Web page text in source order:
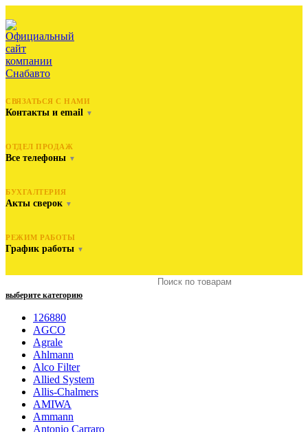
СВЯЗАТЬСЯ С НАМИ
Контакты и email ▼
ОТДЕЛ ПРОДАЖ
Все телефоны ▼
БУХГАЛТЕРИЯ
Акты сверок ▼
РЕЖИМ РАБОТЫ
График работы ▼
выберите категорию
126880
AGCO
Agrale
Ahlmann
Alco Filter
Allied System
Allis-Chalmers
AMIWA
Ammann
Antonio Carraro